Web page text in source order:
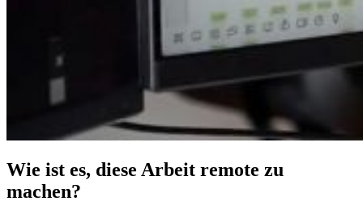
Wie ist es, diese Arbeit remote zu
machen?